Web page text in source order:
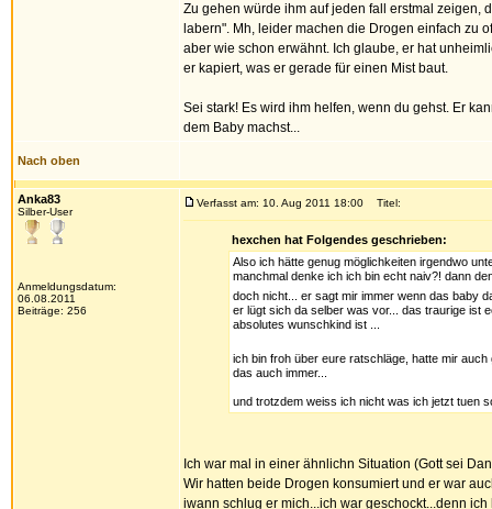
Zu gehen würde ihm auf jeden fall erstmal zeigen,
labern". Mh, leider machen die Drogen einfach zu
aber wie schon erwähnt. Ich glaube, er hat
er kapiert, was er gerade für einen Mist baut.
Sei stark! Es wird ihm helfen, wenn du gehst. Er
dem Baby machst...
Nach oben
Anka83
Silber-User
Anmeldungsdatum:
06.08.2011
Beiträge: 256
Verfasst am: 10. Aug 2011 18:00 Titel:
hexchen hat Folgendes geschrieben:
Also ich hätte genug möglichkeiten irgendwo
manchmal denke ich ich bin echt naiv?! dann
doch nicht... er sagt mir immer wenn das baby
er lügt sich da selber was vor... das traurige ist
absolutes wunschkind ist ...
ich bin froh über eure ratschläge, hatte mir
das auch immer...
und trotzdem weiss ich nicht was ich jetzt tuen
Ich war mal in einer ähnlichn Situation (Gott sei
Wir hatten beide Drogen konsumiert und er war
iwann schlug er mich...ich war geschockt...denn